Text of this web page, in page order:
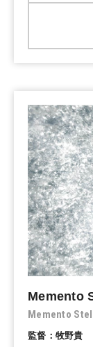
Memento
Memento
監督：牧野貴